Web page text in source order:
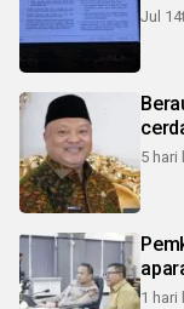
Jul
5 hari
1 hari